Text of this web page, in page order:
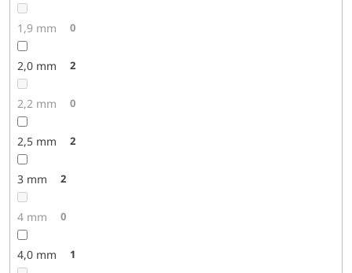
1,9 mm 0
2,0 mm 2
2,2 mm 0
2,5 mm 2
3 mm 2
4 mm 0
4,0 mm 1